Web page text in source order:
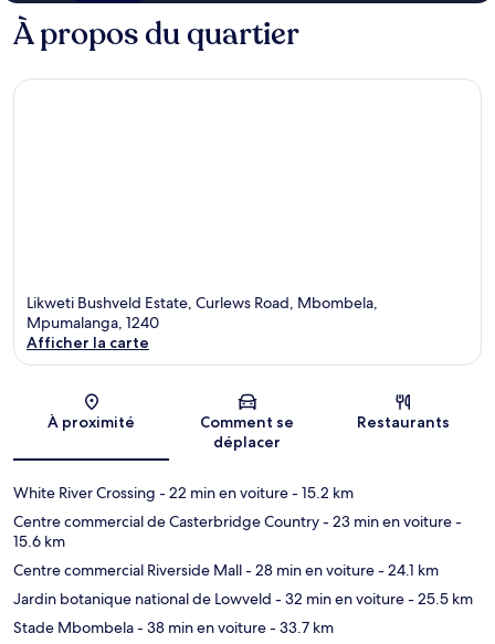
À propos du quartier
Likweti Bushveld Estate, Curlews Road, Mbombela,
Mpumalanga, 1240
Afficher la carte
À proximité
Comment se
déplacer
Restaurants
White River Crossing - 22 min en voiture- 15.2 km
Centre commercial de Casterbridge Country- 23 min en voiture-
15.6 km
Centre commercial Riverside Mall- 28 min en voiture- 24.1 km
Jardin botanique national de Lowveld - 32 min en voiture- 25.5 km
Stade Mbombela- 38 min en voiture- 33.7 km